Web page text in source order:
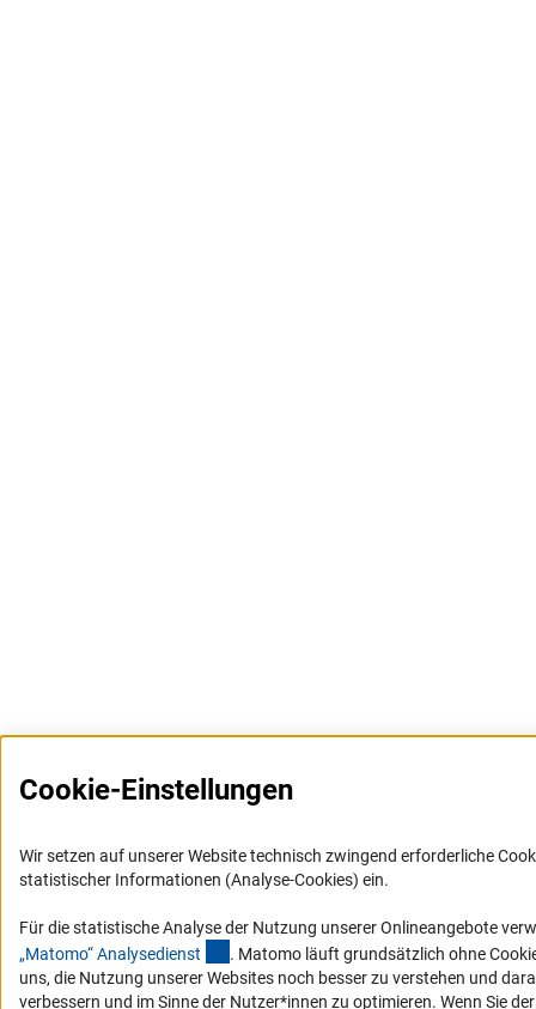
Cookie-Einstellungen
Wir setzen auf unserer Website technisch zwingend erforderliche
statistischer Informationen (Analyse-Cookies) ein.
Für die statistische Analyse der Nutzung unserer Onlineangebote
„Matomo“ Analysedienst (externer Link)
. Matomo läuft grundsätzlich ohne
uns, die Nutzung unserer Websites noch besser zu verstehen und
verbessern und im Sinne der Nutzer*innen zu optimieren. Wenn Sie